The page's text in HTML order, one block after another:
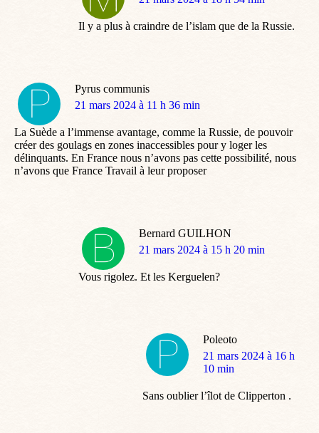
Il y a plus à craindre de l’islam que de la Russie.
Pyrus communis
dit
21 mars 2024 à 11 h 36 min
La Suède a l’immense avantage, comme la Russie, de pouvoir
créer des goulags en zones inaccessibles pour y loger les
délinquants. En France nous n’avons pas cette possibilité, nous
n’avons que France Travail à leur proposer
Bernard GUILHON
dit
21 mars 2024 à 15 h 20 min
Vous rigolez. Et les Kerguelen?
Poleoto
dit
:
21 mars 2024 à 16 h
10 min
Sans oublier l’îlot de Clipperton .